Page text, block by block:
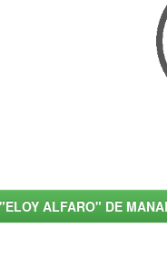
ALFARO" DE